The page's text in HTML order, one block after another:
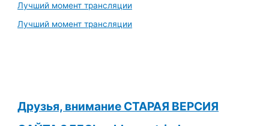
Лучший момент трансляции
Лучший момент трансляции
Друзья, внимание СТАРАЯ ВЕРСИЯ